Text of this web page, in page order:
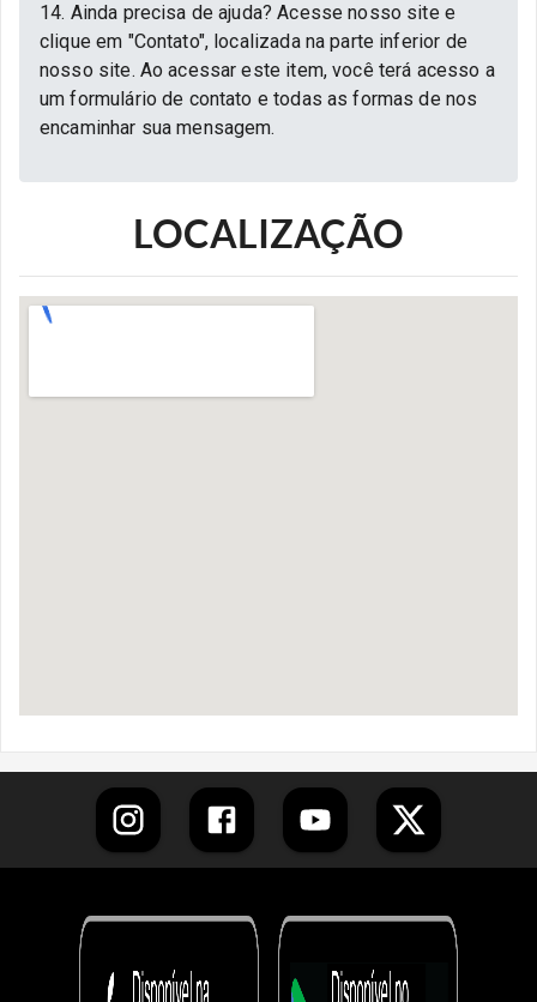
14. Ainda precisa de ajuda? Acesse nosso site e
clique em "Contato", localizada na parte inferior de
nosso site. Ao acessar este item, você terá acesso a
um formulário de contato e todas as formas de nos
encaminhar sua mensagem.
LOCALIZAÇÃO